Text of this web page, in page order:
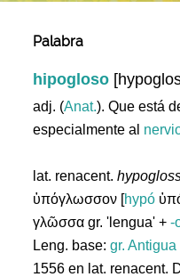
Palabra
hipogloso
adj. (Anat.). Que está
especialmente al
lat. renacent.
ὑπόγλωσσον [hypó
γλῶσσα gr. 'lengua' +-
Leng. base:gr. Antigua
1556 en lat. renacent.